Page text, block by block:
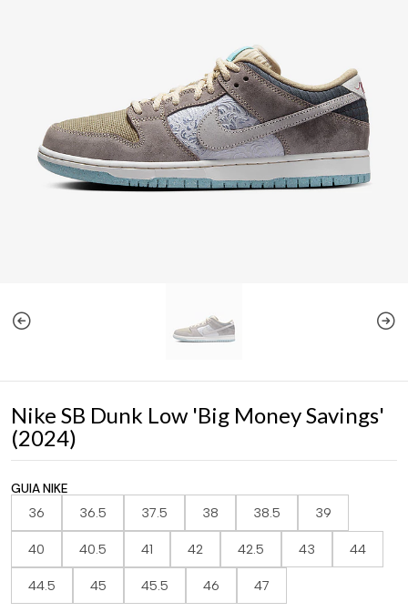
Nike SB Dunk Low 'Big Money Savings'
(2024)
GUIA NIKE
36 36.5 37.5 38 38.5 39
40 40.5 41 42 42.5 43 44
44.5 45 45.5 46 47